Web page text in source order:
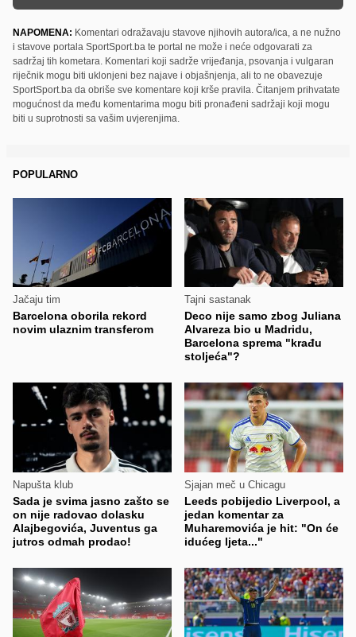
NAPOMENA: Komentari odražavaju stavove njihovih autora/ica, a ne nužno
i stavove portala SportSport.ba te portal ne može i neće odgovarati za
sadržaj tih kometara. Komentari koji sadrže vrijeđanja, psovanja i vulgaran
riječnik mogu biti uklonjeni bez najave i objašnjenja, ali to ne obavezuje
SportSport.ba da obriše sve komentare koji krše pravila. Čitanjem prihvatate
mogućnost da među komentarima mogu biti pronađeni sadržaji koji mogu
biti u suprotnosti sa vašim uvjerenjima.
POPULARNO
Jačaju tim
Barcelona oborila rekord
novim ulaznim transferom
Tajni sastanak
Deco nije samo zbog Juliana
Alvareza bio u Madridu,
Barcelona sprema "krađu
stoljeća"?
Napušta klub
Sada je svima jasno zašto se
on nije radovao dolasku
Alajbegovića, Juventus ga
jutros odmah prodao!
Sjajan meč u Chicagu
Leeds pobijedio Liverpool, a
jedan komentar za
Muharemovića je hit: "On će
idućeg ljeta..."